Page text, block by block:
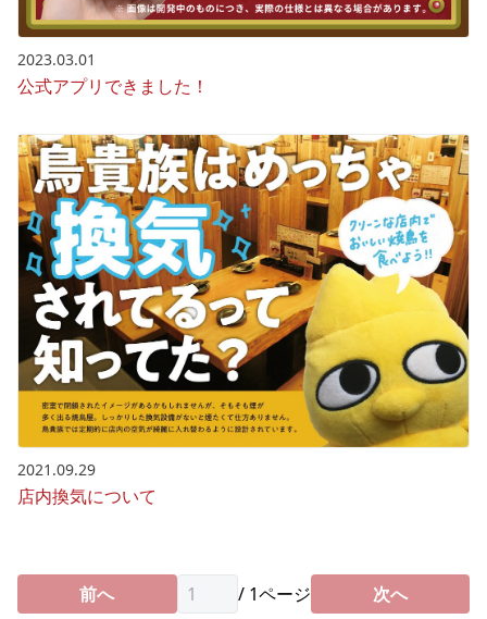
2023.03.01
公式アプリできました！
2021.09.29
店内換気について
前へ / 1ページ 次へ